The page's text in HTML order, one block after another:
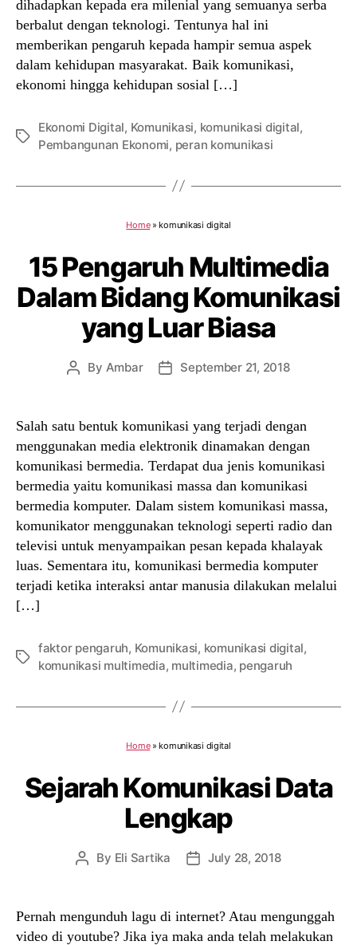
dihadapkan kepada era milenial yang semuanya serba
berbalut dengan teknologi. Tentunya hal ini
memberikan pengaruh kepada hampir semua aspek
dalam kehidupan masyarakat. Baik komunikasi,
ekonomi hingga kehidupan sosial […]
Tags
Ekonomi Digital, Komunikasi, komunikasi digital,
Pembangunan Ekonomi, peran komunikasi
Home»komunikasi digital
15 Pengaruh Multimedia
Dalam Bidang Komunikasi
yang Luar Biasa
Post
By Ambar
PostSeptember 21, 2018
Salah satu bentuk komunikasi yang terjadi dengan
menggunakan media elektronik dinamakan dengan
komunikasi bermedia. Terdapat dua jenis komunikasi
bermedia yaitu komunikasi massa dan komunikasi
bermedia komputer. Dalam sistem komunikasi massa,
komunikator menggunakan teknologi seperti radio dan
televisi untuk menyampaikan pesan kepada khalayak
luas. Sementara itu, komunikasi bermedia komputer
terjadi ketika interaksi antar manusia dilakukan melalui
[…]
Tags
faktor pengaruh, Komunikasi, komunikasi digital,
komunikasi multimedia, multimedia, pengaruh
Home»komunikasi digital
Sejarah Komunikasi Data
Lengkap
Post
By Eli Sartika
PostJuly 28, 2018
Pernah mengunduh lagu di internet? Atau mengunggah
video di youtube? Jika iya maka anda telah melakukan